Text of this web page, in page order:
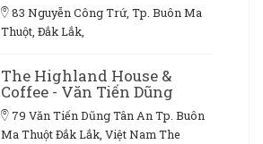
83 Nguyễn Công Trứ, Tp. Buôn Ma
Thuột, Đắk Lắk,
The Highland House &
Coffee - Văn Tiến Dũng
79 Văn Tiến Dũng Tân An Tp. Buôn
Ma Thuột Đắk Lắk, Việt Nam The